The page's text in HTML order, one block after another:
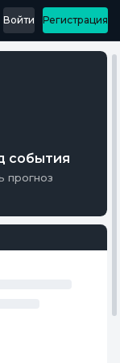
...
Войти Регистрация
события
прогноз